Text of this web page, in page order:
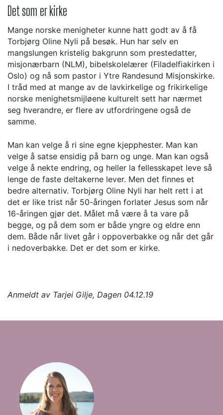
Det som er kirke
Mange norske menigheter kunne hatt godt av å få
Torbjørg Oline Nyli på besøk. Hun har selv en
mangslungen kristelig bakgrunn som prestedatter,
misjonærbarn (NLM), bibelskolelærer (Filadelfiakirken i
Oslo) og nå som pastor i Ytre Randesund Misjonskirke.
I tråd med at mange av de lavkirkelige og frikirkelige
norske menighetsmijløene kulturelt sett har nærmet
seg hverandre, er flere av utfordringene også de
samme.
Man kan velge å ri sine egne kjepphester. Man kan
velge å satse ensidig på barn og unge. Man kan også
velge å nekte endring, og heller la fellesskapet leve så
lenge de faste deltakerne lever. Men det finnes et
bedre alternativ. Torbjørg Oline Nyli har helt rett i at
det er like trist når 50-åringen forlater Jesus som når
16-åringen gjør det. Målet må være å ta vare på
begge, og på dem som er både yngre og eldre enn
dem. Både når livet går i oppoverbakke og når det går
i nedoverbakke. Det er det som er kirke.
Anmeldt av Tarjei Gilje, Dagen 04.12.19